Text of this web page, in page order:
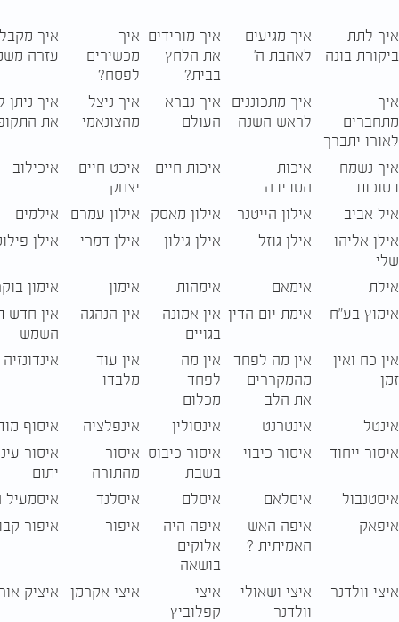
איך לתת
ביקורת בונה
איך מגיעים
לאהבת ה'
איך מורידים
את הלחץ
בבית?
איך
מכשירים
לפסח?
איך
עזרה
איך
מתחברים
לאורו יתברך
איך מתכוננים
לראש השנה
איך נברא
העולם
איך ניצל
מהצונאמי
איך ניתן
את
איך נשמח
בסוכות
איכות
הסביבה
איכות חיים
איכט חיים
יצחק
איכילוב
איל אביב אילון הייטנר אילון מאסק אילון עמרם
אילמים
אילן אליהו
שלי
אילן גוזל אילן גילון אילן דמרי אילן
אילת אימאם אימהות אימון
אימון
אימוץ בע"ח
אימת יום הדין אין אמונה
בגויים
אין הנהגה
אין חדש
השמש
אין כח ואין
זמן
אין מה לפחד
מהמקררים
את הלב
אין מה
לפחד
מכלום
אין עוד
מלבדו
אינדונזיה
אינטל אינטרנט אינסולין אינפלציה
איסוף
איסור ייחוד
איסור כיבוי
איסור כיבוס
בשבת
איסור
מהתורה
איסור
יתום
איסטנבול
איסלאם איסלם איסלנד
איסמעיל
איפאק
איפה האש
האמיתית ?
איפה היה
אלוקים
בושאה
איפור איפור
איצי וולדנר
איצי ושאולי
וולדנר
איצי
קפלוביץ
איצי אקרמן איציק